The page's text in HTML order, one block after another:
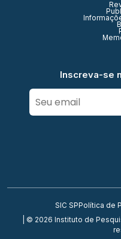
Inscreva-se
SIC SP Política de
| © 2026 Instituto de